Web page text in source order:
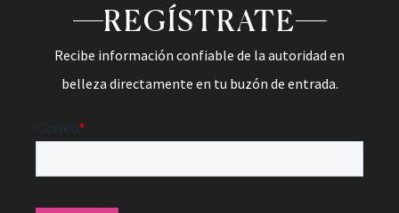
REGÍSTRATE
Recibe información confiable de la autoridad en
belleza directamente en tu buzón de entrada.